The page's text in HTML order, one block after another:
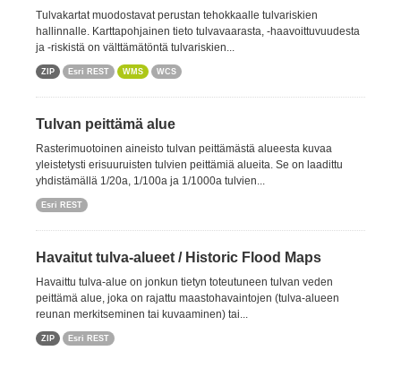
Tulvakartat muodostavat perustan tehokkaalle tulvariskien
hallinnalle. Karttapohjainen tieto tulvavaarasta, -haavoittuvuudesta
ja -riskistä on välttämätöntä tulvariskien...
ZIP Esri REST WMS WCS
Tulvan peittämä alue
Rasterimuotoinen aineisto tulvan peittämästä alueesta kuvaa
yleistetysti erisuuruisten tulvien peittämiä alueita. Se on laadittu
yhdistämällä 1/20a, 1/100a ja 1/1000a tulvien...
Esri REST
Havaitut tulva-alueet / Historic Flood Maps
Havaittu tulva-alue on jonkun tietyn toteutuneen tulvan veden
peittämä alue, joka on rajattu maastohavaintojen (tulva-alueen
reunan merkitseminen tai kuvaaminen) tai...
ZIP Esri REST